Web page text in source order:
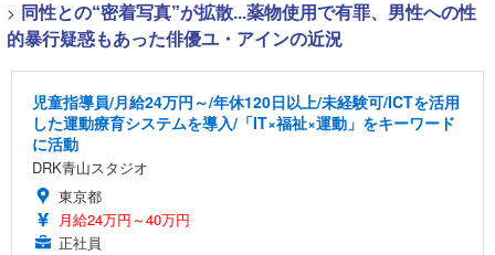
> 同性との“密着写真”が拡散...薬物使用で有罪、男性への性
的暴行疑惑もあった俳優ユ・アインの近況
児童指導員/月給24万円～/年休120日以上/未経験可/ICTを活用
した運動療育システムを導入/「IT×福祉×運動」をキーワード
に活動
DRK青山スタジオ
東京都
月給24万円～40万円
正社員